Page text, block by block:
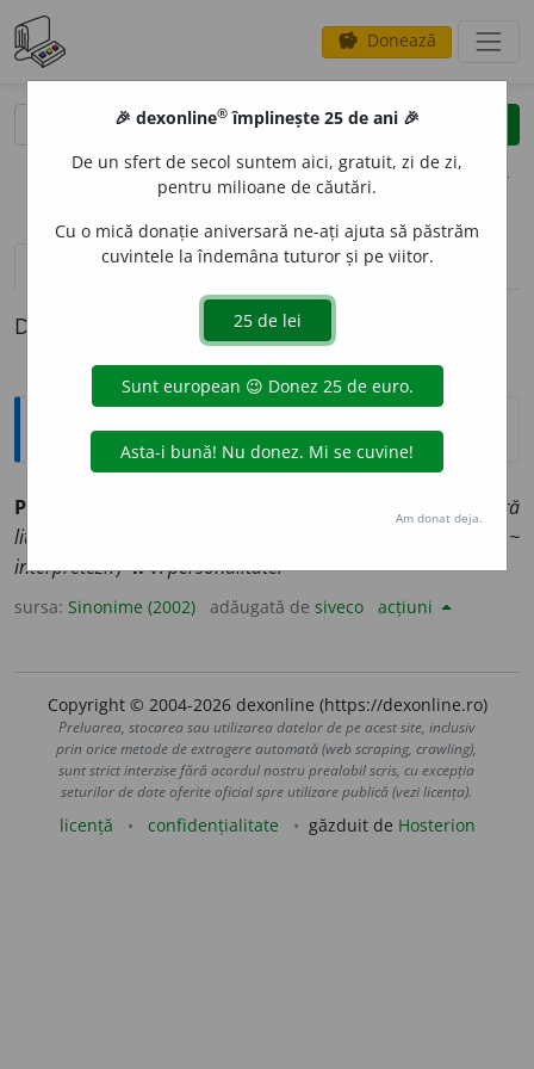
savings Donează
clear
opțiuni
definiții (1) pronunțievolume_up (50)
Definiția cu ID-ul 199905:
Sinonime
PERSON
(~ într-o operă
literară.)
(Ce ~
interpretezi?)4.v.personalitate.
sursa: Sinonime (2002) adăugată de siveco acțiuni
Copyright © 2004-2026 dexonline (https://dexonline.ro)
Preluarea, stocarea sau utilizarea datelor de pe acest site, inclusiv
prin orice metode de extragere automată (web scraping, crawling),
sunt strict interzise fără acordul nostru prealabil scris, cu excepția
seturilor de date oferite oficial spre utilizare publică (vezi licența).
licență confidențialitate găzduit de Hosterion
🎉 dexonline® împlinește 25 de ani 🎉
De un sfert de secol suntem aici, gratuit, zi de zi,
pentru milioane de căutări.
Cu o mică donație aniversară ne-ați ajuta să păstrăm
cuvintele la îndemâna tuturor și pe viitor.
Am donat deja.